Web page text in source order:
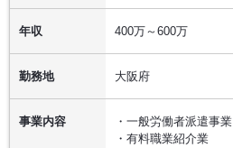
年収 400万～600万
勤務地 大阪府
事業内容
・一般労働者派遣事業
・有料職業紹介業